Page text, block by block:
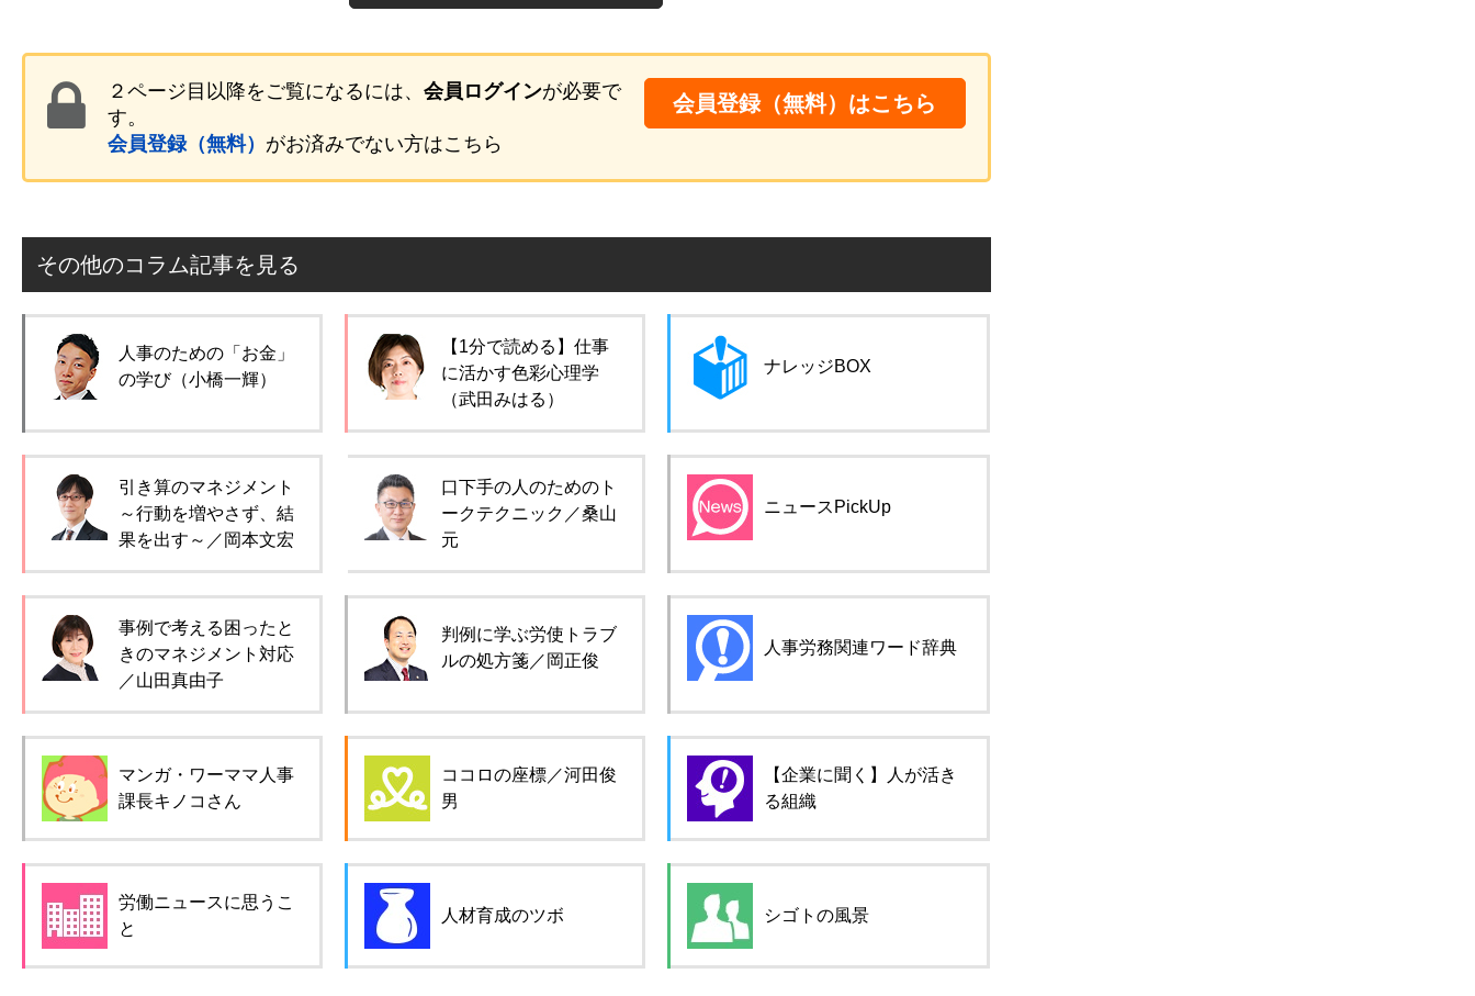
２ページ目以降をご覧になるには、 会員ログインが必要で
す。
会員登録（無料） がお済みでない方はこちら
会員登録（無料）はこちら
その他のコラム記事を見る
人事のための「お金」
の学び（小橋一輝）
【1分で読める】仕事
に活かす色彩心理学
（武田みはる）
ナレッジBOX
引き算のマネジメント
～行動を増やさず、結
果を出す～／岡本文宏
口下手の人のためのト
ークテクニック／桑山
元
ニュースPickUp
事例で考える困ったと
きのマネジメント対応
／山田真由子
判例に学ぶ労使トラブ
ルの処方箋／岡正俊
人事労務関連ワード辞典
マンガ・ワーママ人事
課長キノコさん
ココロの座標／河田俊
男
【企業に聞く】人が活き
る組織
労働ニュースに思うこ
と
人材育成のツボ シゴトの風景